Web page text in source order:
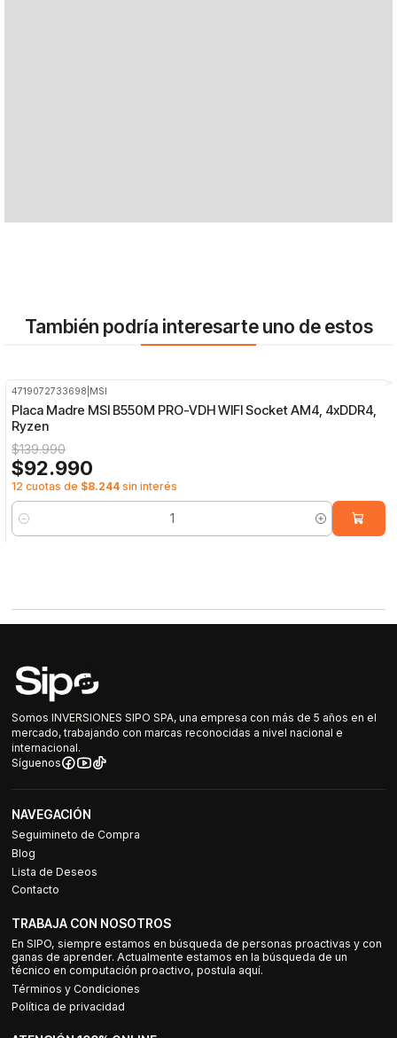
También podría interesarte uno de estos
4719072733698 MSI
Placa Madre MSI B550M PRO-VDH WIFI Socket AM4, 4xDDR4,
Ryzen
$139.990
$92.990
12 cuotas de $8.244 sin interés
Cantidad
Somos INVERSIONES SIPO SPA, una empresa con más de 5 años en el
mercado, trabajando con marcas reconocidas a nivel nacional e
internacional.
Síguenos
NAVEGACIÓN
Seguimineto de Compra
Blog
Lista de Deseos
Contacto
TRABAJA CON NOSOTROS
En SIPO, siempre estamos en búsqueda de personas proactivas y con
ganas de aprender. Actualmente estamos en la búsqueda de un
técnico en computación proactivo, postula aquí.
Términos y Condiciones
Política de privacidad